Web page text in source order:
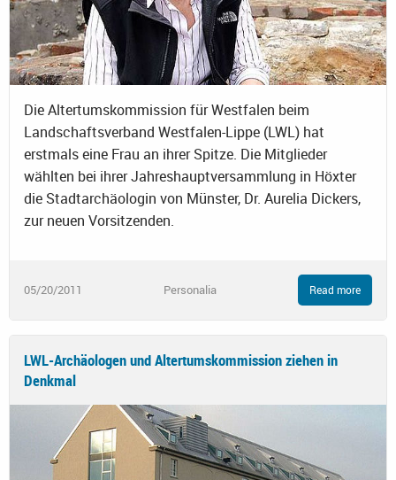
Die Altertumskommission für Westfalen beim
Landschaftsverband Westfalen-Lippe (LWL) hat
erstmals eine Frau an ihrer Spitze. Die Mitglieder
wählten bei ihrer Jahreshauptversammlung in Höxter
die Stadtarchäologin von Münster, Dr. Aurelia Dickers,
zur neuen Vorsitzenden.
05/20/2011 Personalia Read more
LWL-Archäologen und Altertumskommission ziehen in
Denkmal